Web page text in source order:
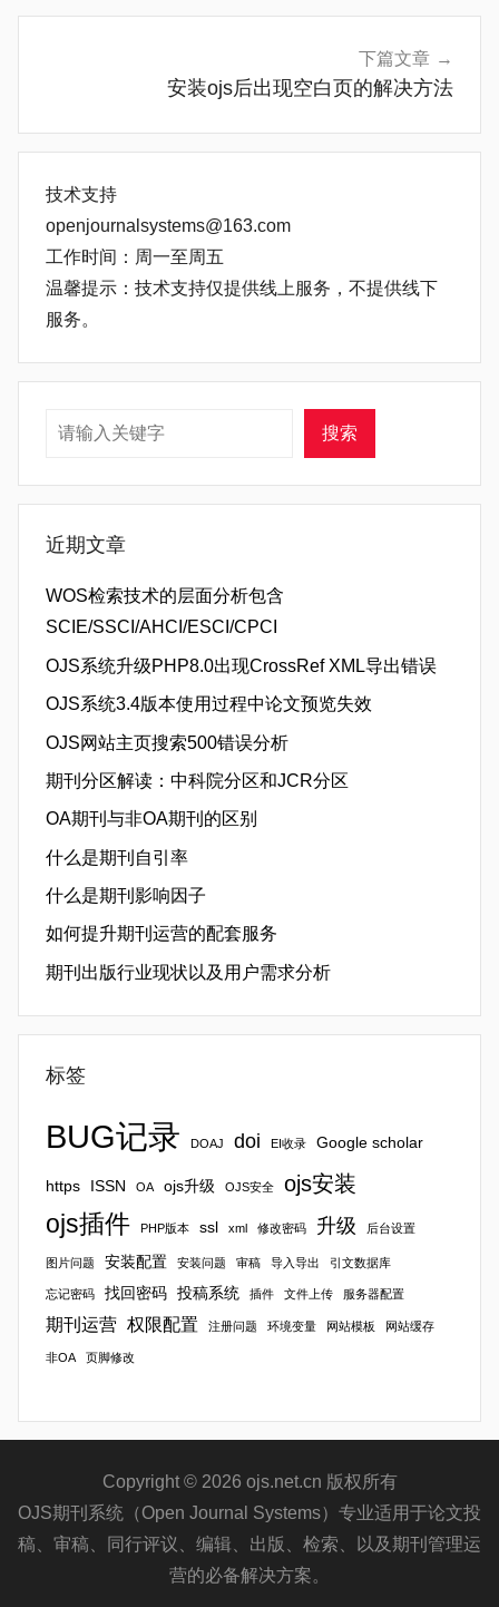
航
下篇文章
安装ojs后出现空白页的解决方法
技术支持
openjournalsystems@163.com
工作时间：周一至周五
温馨提示：技术支持仅提供线上服务，不提供线下
服务。
搜索
搜索
近期文章
WOS检索技术的层面分析包含
SCIE/SSCI/AHCI/ESCI/CPCI
OJS系统升级PHP8.0出现CrossRef XML导出错误
OJS系统3.4版本使用过程中论文预览失效
OJS网站主页搜索500错误分析
期刊分区解读：中科院分区和JCR分区
OA期刊与非OA期刊的区别
什么是期刊自引率
什么是期刊影响因子
如何提升期刊运营的配套服务
期刊出版行业现状以及用户需求分析
标签
BUG记录 DOAJ doi EI收录 Google scholar
https ISSN OA ojs升级 OJS安全 ojs安装
ojs插件 PHP版本 ssl xml 修改密码 升级 后台设置
图片问题 安装配置 安装问题 审稿 导入导出 引文数据库
忘记密码 找回密码 投稿系统 插件 文件上传 服务器配置
期刊运营 权限配置 注册问题 环境变量 网站模板 网站缓存
非OA 页脚修改
Copyright © 2026 ojs.net.cn 版权所有
OJS期刊系统（Open Journal Systems）专业适用于论文投
稿、审稿、同行评议、编辑、出版、检索、以及期刊管理运
营的必备解决方案。